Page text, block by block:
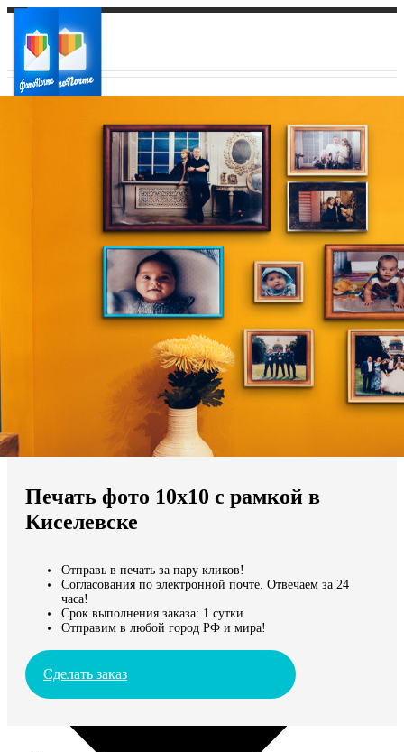
Ваш регион доставки
Выберите из списка:
Мы доставляем по всему миру
Продолжить без города
Печать фото 10х10 с рамкой в
Киселевске
Отправь в печать за пару кликов!
Согласования по электронной почте. Отвечаем за 24
часа!
Срок выполнения заказа: 1 сутки
Отправим в любой город РФ и мира!
Сделать заказ